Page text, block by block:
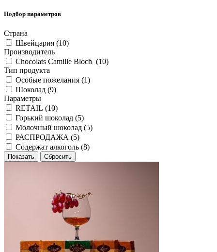
Подбор параметров
Страна
Швейцария (10)
Производитель
Chocolats Camille Bloch (10)
Тип продукта
Особые пожелания (1)
Шоколад (9)
Параметры
RETAIL (10)
Горький шоколад (5)
Молочный шоколад (5)
РАСПРОДАЖА (5)
Содержат алкоголь (8)